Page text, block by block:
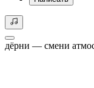
дёрни — смени